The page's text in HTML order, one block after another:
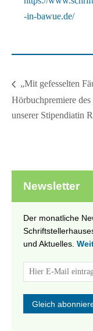
-in-bawue.de/
„Mit gefesselten
Hörbuchpremiere
unserer Stipendiatin
Newsletter
Der monatliche
und Aktuelles.